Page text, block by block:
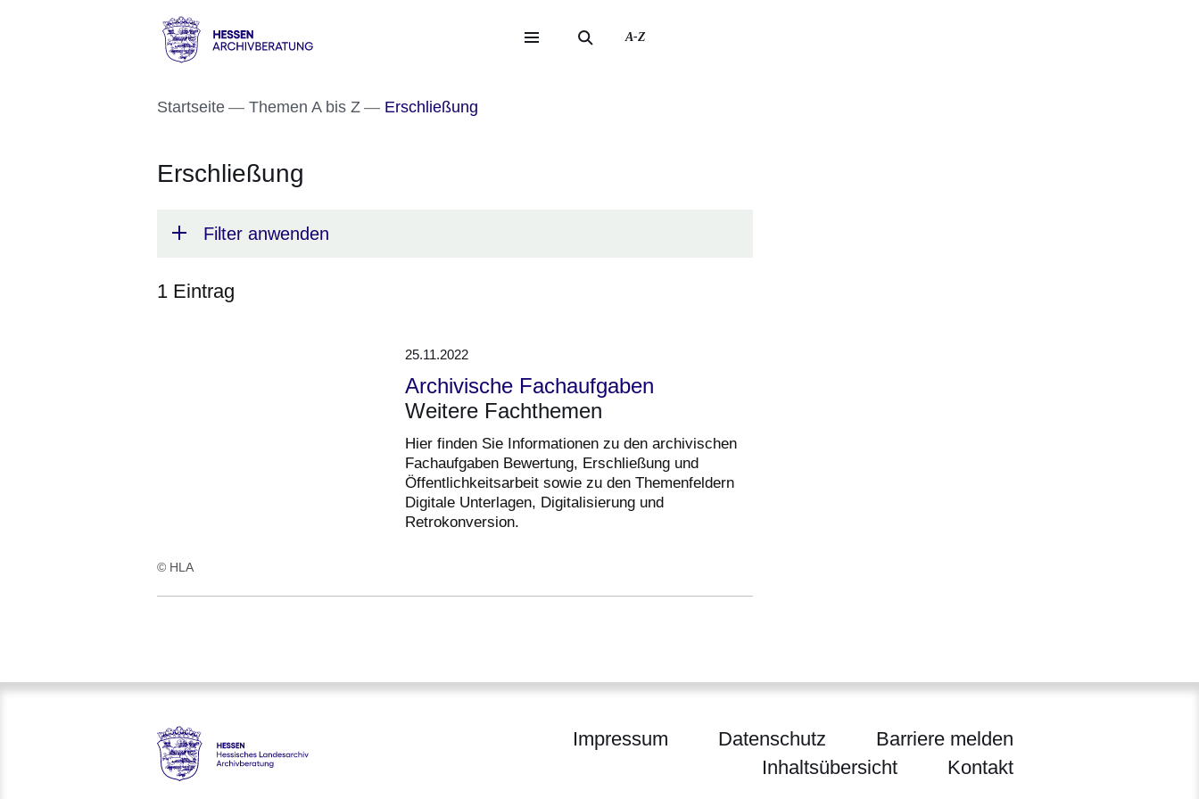
Direkt zum Kopf der Seite
Direkt zum Inhalt
Direkt zum Fuß der Seite
-
Archivberatung
A-Z
Startseite Themen A bis Z Erschließung
Erschließung
Filter anwenden
1 Eintrag
© HLA
25.11.2022
Archivische Fachaufgaben
Weitere Fachthemen
Hier finden Sie Informationen zu den archivischen
Fachaufgaben Bewertung, Erschließung und
Öffentlichkeitsarbeit sowie zu den Themenfeldern
Digitale Unterlagen, Digitalisierung und
Retrokonversion.
Hessen - Hessisches Landesarchiv Archivberatung Hessen
Impressum Datenschutz
Barriere melden
Inhaltsübersicht
Kontakt